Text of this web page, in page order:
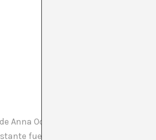
Anna Odell ha sido el tema
fuera de lugar.